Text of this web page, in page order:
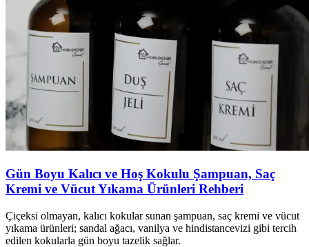
Gün Boyu Kalıcı ve Hoş Kokulu Şampuan, Saç
Kremi ve Vücut Yıkama Ürünleri Rehberi
Çiçeksi olmayan, kalıcı kokular sunan şampuan, saç kremi ve vücut
yıkama ürünleri; sandal ağacı, vanilya ve hindistancevizi gibi tercih
edilen kokularla gün boyu tazelik sağlar.